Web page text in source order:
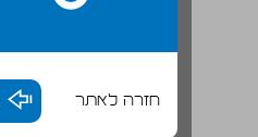
חזרה לאתר